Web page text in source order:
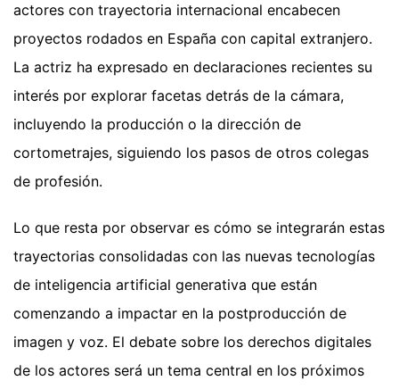
actores con trayectoria internacional encabecen
proyectos rodados en España con capital extranjero.
La actriz ha expresado en declaraciones recientes su
interés por explorar facetas detrás de la cámara,
incluyendo la producción o la dirección de
cortometrajes, siguiendo los pasos de otros colegas
de profesión.
Lo que resta por observar es cómo se integrarán estas
trayectorias consolidadas con las nuevas tecnologías
de inteligencia artificial generativa que están
comenzando a impactar en la postproducción de
imagen y voz. El debate sobre los derechos digitales
de los actores será un tema central en los próximos